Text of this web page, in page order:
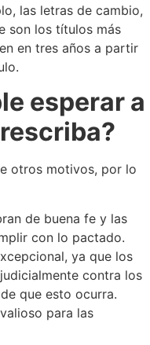
las letras de cambio,
son los títulos más
en tres años a partir
esperar a
otros motivos, por lo
de buena fe y las
con lo pactado.
ya que los
contra los
que esto ocurra.
para las